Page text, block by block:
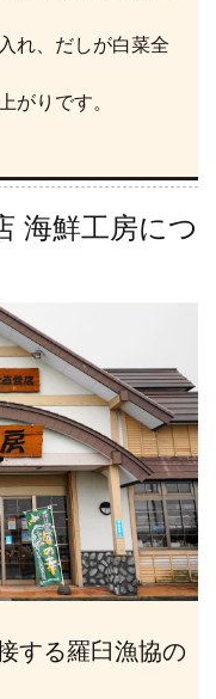
れ、だしが白菜全
がりです。
海鮮工房につ
する羅臼漁協の